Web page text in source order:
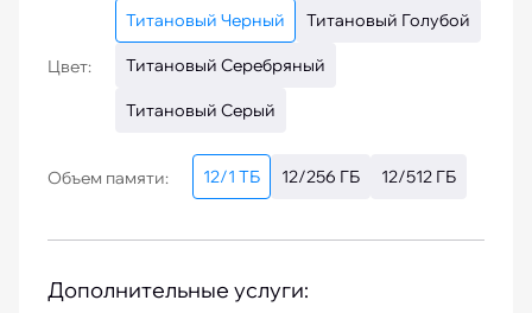
Цвет:
Титановый Черный Титановый Голубой
Титановый Серебряный
Титановый Серый
Объем памяти: 12/1 ТБ 12/256 ГБ 12/512 ГБ
Дополнительные услуги: